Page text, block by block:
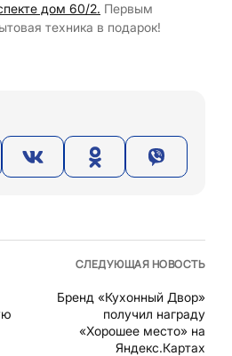
дом 60/2. Первым
техника в подарок!
СЛЕДУЮЩАЯ НОВОСТЬ
Бренд «Кухонный Двор»
получил награду
«Хорошее место» на
Яндекс.Картах